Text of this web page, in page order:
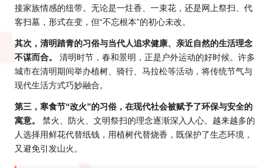
接家族情感的纽带。无论是一炷香、一束花，还是网上祭扫、代
客扫墓，形式在变，但“不忘根本”的初心未改。
其次，清明踏青的习俗与当代人追求健康、亲近自然的生活理念
不谋而合。
清明时节，春和景明，正是户外运动的好时候。许多
城市在清明期间举办植树、骑行、马拉松等活动，将传统节气与
现代生活方式巧妙融合。
第三，寒食节“改火”的习俗，在现代社会被赋予了环保与安全的
寓意。
禁火、防火、文明祭扫的理念逐渐深入人心。越来越多的
人选择用鲜花代替纸钱，用植树代替烧香，既保护了生态环境，
又避免引发山火。